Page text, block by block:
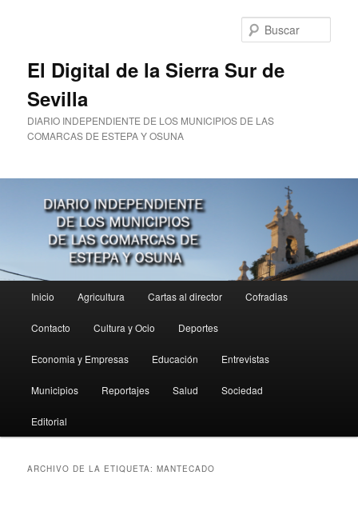
El Digital de la Sierra Sur de
Sevilla
DIARIO INDEPENDIENTE DE LOS MUNICIPIOS DE LAS
COMARCAS DE ESTEPA Y OSUNA
principal
Inicio Agricultura Cartas al director Cofradias
Contacto Cultura y Ocio Deportes
Economia y Empresas Educación Entrevistas
Municipios Reportajes Salud Sociedad
Editorial
ARCHIVO DE LA ETIQUETA:MANTECADO